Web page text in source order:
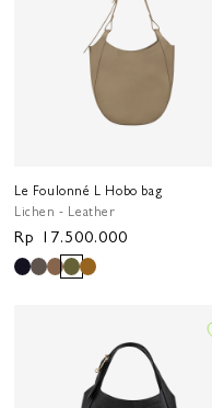
Le Foulonné L Hobo bag
Lichen - Leather
Harga
reguler
Rp 17.500.000